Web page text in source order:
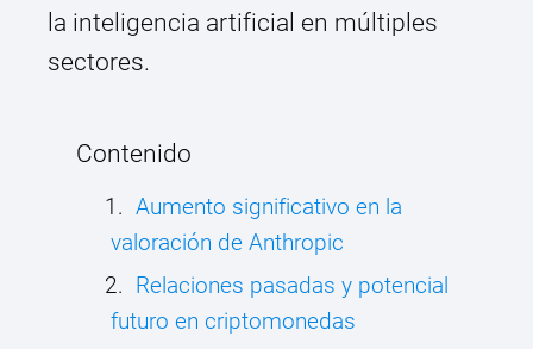
la inteligencia artificial en múltiples
sectores.
Contenido
Aumento significativo en la
valoración de Anthropic
Relaciones pasadas y potencial
futuro en criptomonedas